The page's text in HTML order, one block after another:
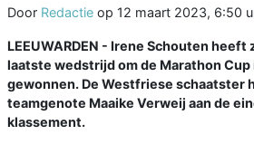
Door Redactie op 12 maart 2023, 6:50
LEEUWARDEN - Irene Schouten heeft
laatste wedstrijd om de Marathon Cup
gewonnen. De Westfriese schaatster
teamgenote Maaike Verweij aan de
klassement.